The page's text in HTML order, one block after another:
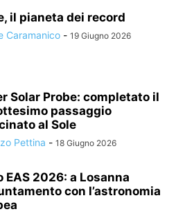
il pianeta dei record
Caramanico - 19 Giugno 2026
Solar Probe: completato il
passaggio
al Sole
Pettina - 18 Giugno 2026
EAS 2026: a Losanna
con l’astronomia